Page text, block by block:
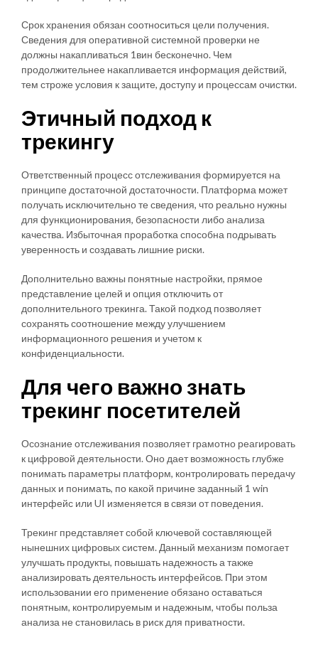
Срок хранения обязан соотноситься цели получения.
Сведения для оперативной системной проверки не
должны накапливаться 1вин бесконечно. Чем
продолжительнее накапливается информация действий,
тем строже условия к защите, доступу и процессам очистки.
Этичный подход к
трекингу
Ответственный процесс отслеживания формируется на
принципе достаточной достаточности. Платформа может
получать исключительно те сведения, что реально нужны
для функционирования, безопасности либо анализа
качества. Избыточная проработка способна подрывать
уверенность и создавать лишние риски.
Дополнительно важны понятные настройки, прямое
представление целей и опция отключить от
дополнительного трекинга. Такой подход позволяет
сохранять соотношение между улучшением
информационного решения и учетом к
конфиденциальности.
Для чего важно знать
трекинг посетителей
Осознание отслеживания позволяет грамотно реагировать
к цифровой деятельности. Оно дает возможность глубже
понимать параметры платформ, контролировать передачу
данных и понимать, по какой причине заданный 1 win
интерфейс или UI изменяется в связи от поведения.
Трекинг представляет собой ключевой составляющей
нынешних цифровых систем. Данный механизм помогает
улучшать продукты, повышать надежность а также
анализировать деятельность интерфейсов. При этом
использовании его применение обязано оставаться
понятным, контролируемым и надежным, чтобы польза
анализа не становилась в риск для приватности.